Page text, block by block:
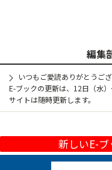
編集
いつもご愛読ありがとうござ
E-ブックの更新は、12日（水
サイトは随時更新します。
新しいE-